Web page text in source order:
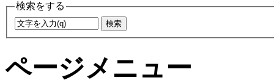
検索をする
ページメニュー